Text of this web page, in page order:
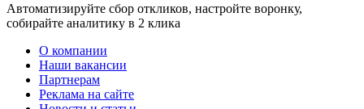
Автоматизируйте сбор откликов, настройте воронку,
собирайте аналитику в 2 клика
О компании
Наши вакансии
Партнерам
Реклама на сайте